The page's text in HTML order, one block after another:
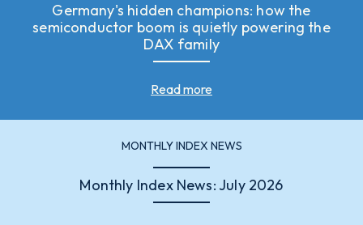
Germany's hidden champions: how the
semiconductor boom is quietly powering the
DAX family
Read more
MONTHLY INDEX NEWS
Monthly Index News: July 2026